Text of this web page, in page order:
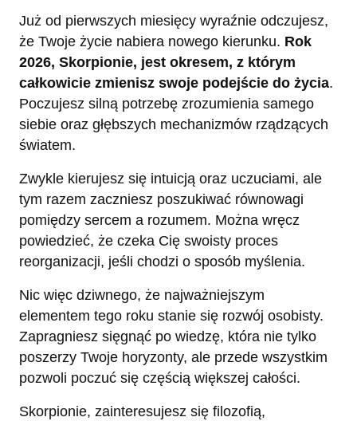
Już od pierwszych miesięcy wyraźnie odczujesz,
że Twoje życie nabiera nowego kierunku. Rok
2026, Skorpionie, jest okresem, z którym
całkowicie zmienisz swoje podejście do życia.
Poczujesz silną potrzebę zrozumienia samego
siebie oraz głębszych mechanizmów rządzących
światem.
Zwykle kierujesz się intuicją oraz uczuciami, ale
tym razem zaczniesz poszukiwać równowagi
pomiędzy sercem a rozumem. Można wręcz
powiedzieć, że czeka Cię swoisty proces
reorganizacji, jeśli chodzi o sposób myślenia.
Nic więc dziwnego, że najważniejszym
elementem tego roku stanie się rozwój osobisty.
Zapragniesz sięgnąć po wiedzę, która nie tylko
poszerzy Twoje horyzonty, ale przede wszystkim
pozwoli poczuć się częścią większej całości.
Skorpionie, zainteresujesz się filozofią,